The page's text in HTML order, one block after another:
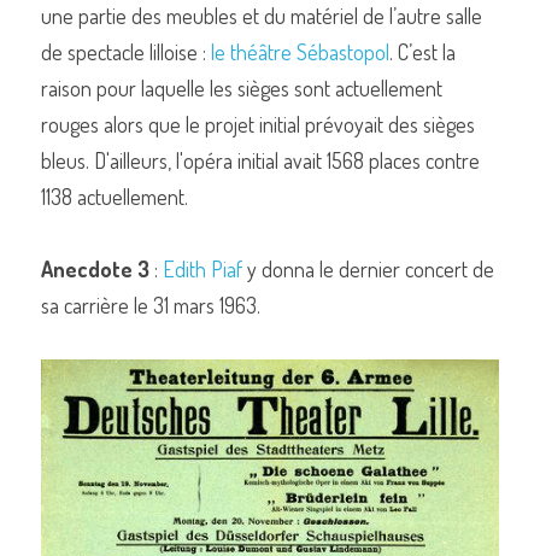
une partie des meubles et du matériel de l’autre salle
de spectacle lilloise : le théâtre Sébastopol. C’est la
raison pour laquelle les sièges sont actuellement
rouges alors que le projet initial prévoyait des sièges
bleus. D'ailleurs, l'opéra initial avait 1568 places contre
1138 actuellement.
Anecdote 3 : Edith Piaf y donna le dernier concert de
sa carrière le 31 mars 1963.